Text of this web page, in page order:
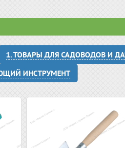
1. ТОВАРЫ ДЛЯ САДОВОДОВ И
ИНСТРУМЕНТ